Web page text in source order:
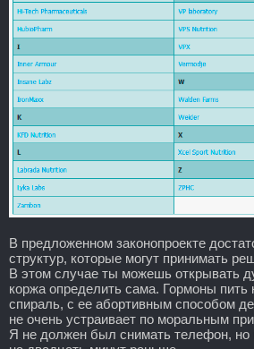
В предложенном законопроекте
структур, которые могут принимать
В этом случае ты можешь открывать
коржа определить сама. Гормоны пить
спираль, с ее абортивным способом
не очень устраивает по моральным
Я не должен был снимать телефон, но